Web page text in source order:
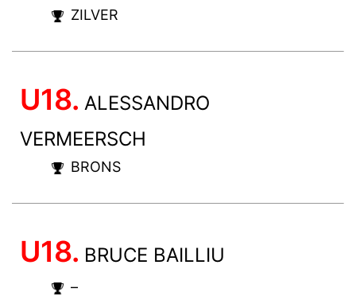
ZILVER
U18. ALESSANDRO
VERMEERSCH
BRONS
U18. BRUCE BAILLIU
–